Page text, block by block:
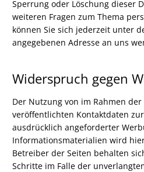
Sperrung oder Löschung dieser
weiteren Fragen zum Thema
können Sie sich jederzeit unter
angegebenen Adresse an uns
Widerspruch gegen
Der Nutzung von im Rahmen
veröffentlichten Kontaktdaten
ausdrücklich angeforderter
Informationsmaterialien wird
Betreiber der Seiten behalten
Schritte im Falle der